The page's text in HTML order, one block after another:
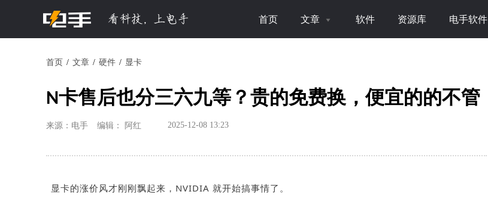
首页 文章 软件 资源库 电手软件
首页 文章 硬件 显卡
N卡售后也分三六九等？贵的免费换，便宜的的不管
来源：电手 编辑： 阿红 2025-12-08 13:23
显卡的涨价风才刚刚飘起来，NVIDIA 就开始搞事情了。